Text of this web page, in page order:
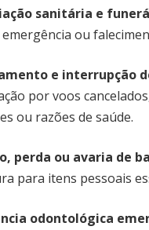
sanitária e
emergência ou
e interrupção
por voos
ou razões de saúde.
perda ou avaria de
para itens pessoais
odontológica